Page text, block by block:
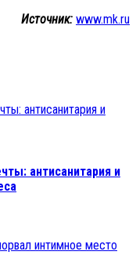
Источник: www.mk.ru
антисанитария и